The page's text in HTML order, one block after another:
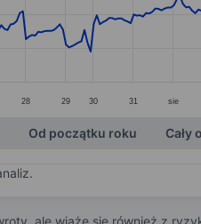
28 29 30 31 sie
Od początku roku Cały
ale wiąże się również z